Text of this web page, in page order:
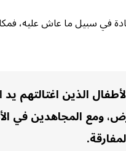
في سبيل ما عاش عليه،
الذين اغتالتهم
ومع المجاهدين